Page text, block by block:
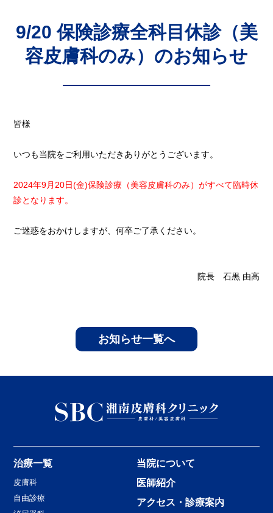
9/20 保険診療全科目休診（美
容皮膚科のみ）のお知らせ
皆様
いつも当院をご利用いただきありがとうございます。
2024年9月20日(金)保険診療（美容皮膚科のみ）がすべて臨時休
診となります。
ご迷惑をおかけしますが、何卒ご了承ください。
院長 石黒 由高
お知らせ一覧へ
治療一覧
皮膚科
自由診療
当院について
医師紹介
アクセス・診療案内